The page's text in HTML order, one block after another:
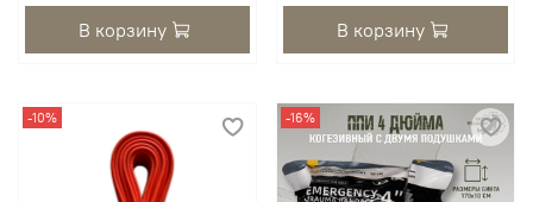
В корзину В корзину
-10% -16%